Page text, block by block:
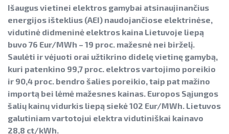
Išaugus vietinei elektros gamybai atsinaujinančius
energijos išteklius (AEI) naudojančiose elektrinėse,
vidutinė didmeninė elektros kaina Lietuvoje liepą
buvo 76 Eur/MWh – 19 proc. mažesnė nei birželį.
Saulėti ir vėjuoti orai užtikrino didelę vietinę gamybą,
kuri patenkino 99,7 proc. elektros vartojimo poreikio
ir 90,4 proc. bendro šalies poreikio, taip pat mažino
importą bei lėmė mažesnes kainas. Europos Sąjungos
šalių kainų vidurkis liepą siekė 102 Eur/MWh. Lietuvos
galutiniam vartotojui elektra vidutiniškai kainavo
28,8 ct/kWh.